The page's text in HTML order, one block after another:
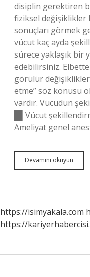
disiplin gerektiren
fiziksel değişiklikler
sonuçları görmek
vücut kaç ayda
sürece yaklaşık bir
edebilirsiniz.
görülür
etme” söz konusu
vardır. Vücudun
█▌Vücut
Ameliyat genel
Devamını okuyun
Ayda
https://isimyakala.com
https://